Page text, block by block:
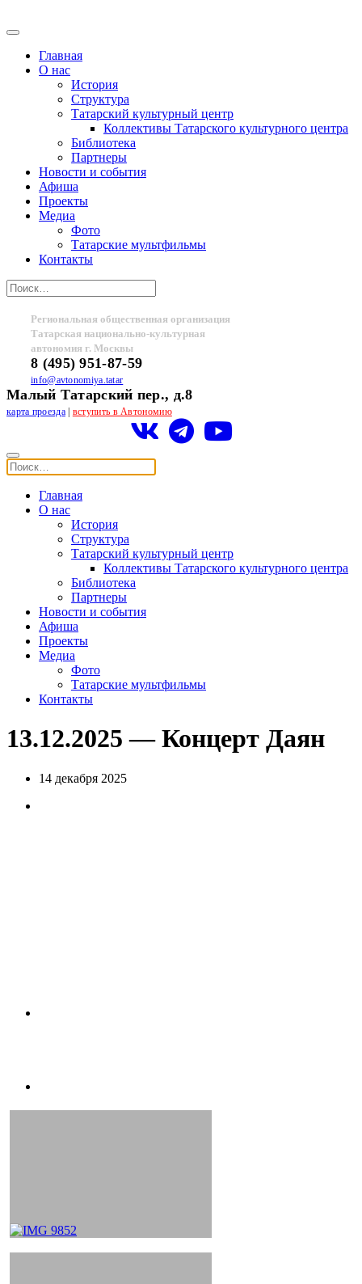
Главная
О нас
История
Структура
Татарский культурный центр
Коллективы Татарского культурного центра
Библиотека
Партнеры
Новости и события
Афиша
Проекты
Медиа
Фото
Татарские мультфильмы
Контакты
Региональная общественная организация
Татарская национально-культурная
автономия г. Москвы
8 (495) 951-87-59
info@avtonomiya.tatar
Малый Татарский пер., д.8
карта проезда| вступить в Автономию
Главная
О нас
История
Структура
Татарский культурный центр
Коллективы Татарского культурного центра
Библиотека
Партнеры
Новости и события
Афиша
Проекты
Медиа
Фото
Татарские мультфильмы
Контакты
13.12.2025 — Концерт Даян
14 декабря 2025